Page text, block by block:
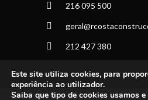
216 095 500
212 427 380
Este site utiliza cookies, para
experiência ao utilizador.
Saiba que tipo de cookies usamos